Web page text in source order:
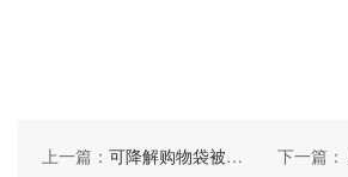
上一篇： 可降解购物袋被大量抢购原因有哪些 下一篇：